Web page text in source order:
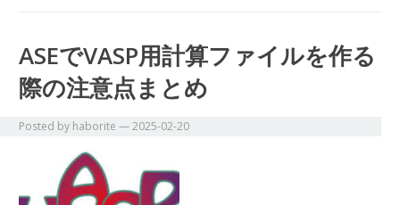
ASEでVASP用計算ファイルを作る
際の注意点まとめ
Posted by haborite —2025-02-20